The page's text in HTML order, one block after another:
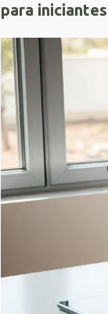
para iniciantes